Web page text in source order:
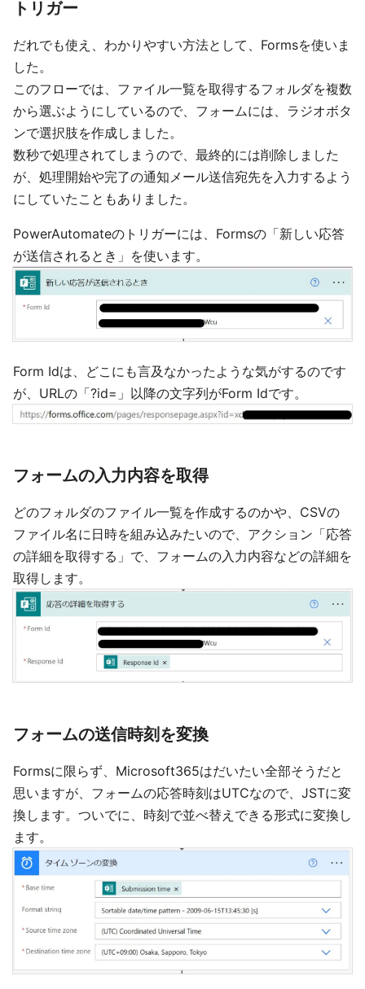
トリガー
だれでも使え、わかりやすい方法として、Formsを使いま
した。
このフローでは、ファイル一覧を取得するフォルダを複数
から選ぶようにしているので、フォームには、ラジオボタ
ンで選択肢を作成しました。
数秒で処理されてしまうので、最終的には削除しました
が、処理開始や完了の通知メール送信宛先を入力するよう
にしていたこともありました。
PowerAutomateのトリガーには、Formsの「新しい応答
が送信されるとき」を使います。
Form Idは、どこにも言及なかったような気がするのです
が、URLの「?id=」以降の文字列がForm Idです。
フォームの入力内容を取得
どのフォルダのファイル一覧を作成するのかや、CSVの
ファイル名に日時を組み込みたいので、アクション「応答
の詳細を取得する」で、フォームの入力内容などの詳細を
取得します。
フォームの送信時刻を変換
Formsに限らず、Microsoft365はだいたい全部そうだと
思いますが、フォームの応答時刻はUTCなので、JSTに変
換します。ついでに、時刻で並べ替えできる形式に変換し
ます。